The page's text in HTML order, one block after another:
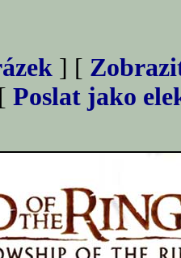
] [
[ Poslat jako